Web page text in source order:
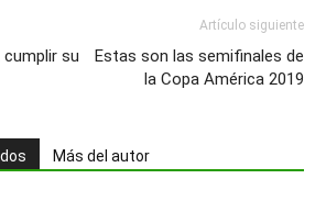
cumplir su
Artículo siguiente
Estas son las semifinales de
la Copa América 2019
Más del autor